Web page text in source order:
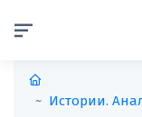
Истории.